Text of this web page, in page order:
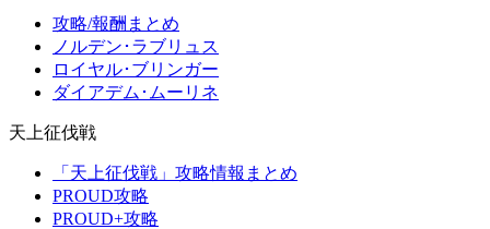
攻略/報酬まとめ
ノルデン･ラブリュス
ロイヤル･ブリンガー
ダイアデム･ムーリネ
天上征伐戦
「天上征伐戦」攻略情報まとめ
PROUD攻略
PROUD+攻略